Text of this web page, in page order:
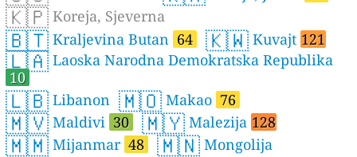
🇰🇵 Koreja, Sjeverna
🇧🇹 Kraljevina Butan 64 🇰🇼 Kuvajt 121
🇱🇦 Laoska Narodna Demokratska Republika
10
🇱🇧 Libanon 🇲🇴 Makao 76
🇲🇻 Maldivi 30 🇲🇾 Malezija 128
🇲🇲 Mijanmar 48 🇲🇳 Mongolija